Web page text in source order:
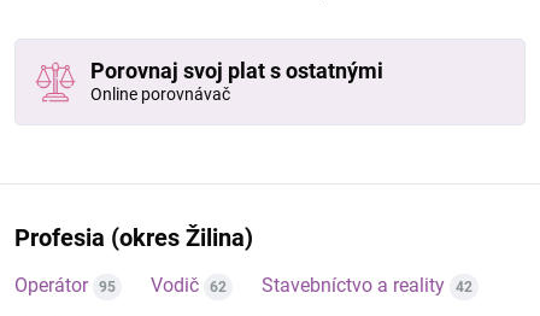
Porovnaj svoj plat s ostatnými
Online porovnávač
Profesia (okres Žilina)
Operátor 95 Vodič 62 Stavebníctvo a reality 42